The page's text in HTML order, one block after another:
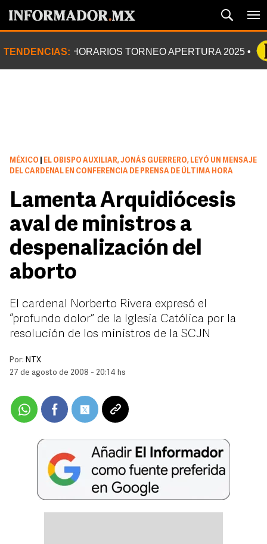
TENDENCIAS: HORARIOS TORNEO APERTURA 2025
MÉXICO
EL OBISPO AUXILIAR, JONÁS GUERRERO, LEYÓ UN MENSAJE
DEL CARDENAL EN CONFERENCIA DE PRENSA DE ÚLTIMA HORA
Lamenta Arquidiócesis
aval de ministros a
despenalización del
aborto
El cardenal Norberto Rivera expresó el
“profundo dolor” de la Iglesia Católica por la
resolución de los ministros de la SCJN
Por: NTX
27 de agosto de 2008 - 20:14 hs